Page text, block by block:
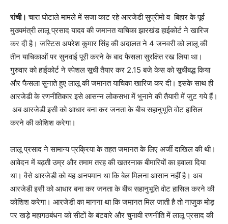
रांची। चारा घोटाले मामले में सजा काट रहे आरजेडी सुप्रीमो व बिहार के पूर्व
मुख्यमंत्री लालू प्रसाद यादव की जमानत याचिका झारखंड हाईकोर्ट ने खारिज
कर दी है। जस्टिस अपरेश कुमार सिंह की अदालत ने 4 जनवरी को लालू की
तीन याचिकाओं पर सुनवाई पूरी करने के बाद फैसला सुरक्षित रख लिया था।
गुरुवार को हाईकोर्ट ने स्पेशल सूची तैयार कर 2.15 बजे केस को सूचीबद्ध किया
और फैसला सुनाते हुए लालू की जमानत याचिका खारिज कर दी। इसके साथ ही
आरजेडी के रणनीतिकार इसे आसन्न लोकसभा में भुनाने की तैयारी में जुट गये हैं।
अब आरजेडी इसी को आधार बना कर जनता के बीच सहानुभूति वोट हासिल
करने की कोशिश करेगा।
लालू प्रसाद ने सामान्य प्रक्रिया के तहत जमानत के लिए अर्जी दाखिल की थी।
आवेदन में बढ़ती उम्र और तमाम तरह की खतरनाक बीमारियों का हवाला दिया
था। वैसे आरजेडी को यह अनपमान था कि बेल मिलना आसान नहीं है। अब
आरजेडी इसी को आधार बना कर जनता के बीच सहानुभूति वोट हासिल करने की
कोशिश करेगा। आरजेडी का मानना था कि जमानत मिल जाती है तो नाजुक मोड़
पर खड़े महागठबंधन को सीटों के बंटवारे और चुनावी रणनीति में लालू प्रसाद की